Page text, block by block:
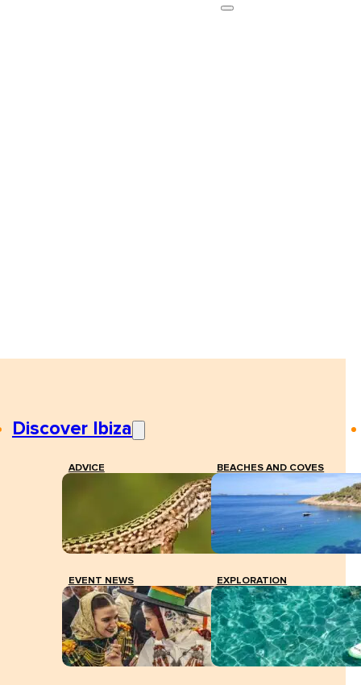
Discover Ibiza
ADVICE BEACHES AND COVES
EVENT NEWS EXPLORATION